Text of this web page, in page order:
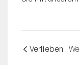
Verlieben